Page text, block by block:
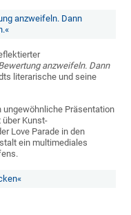
anzweifeln. Dann
anzweifeln. Dann
literarische und seine
ungewöhnliche Präsentation
über Kunst-
Love Parade in den
ein multimediales